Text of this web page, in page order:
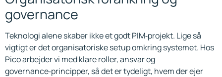
governance
Teknologi alene skaber ikke et godt PIM‑projekt. Lige så
vigtigt er det organisatoriske setup omkring systemet. Hos
Pico arbejder vi med klare roller, ansvar og
governance‑principper, så det er tydeligt, hvem der ejer